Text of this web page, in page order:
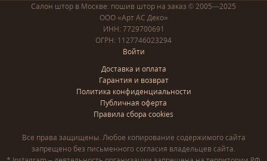
Салон штор в Москве: пошив штор на заказ © 2005—2025
ООО «Арт АС Деко»
ИНН: 7729700691
ОГРН: 1127746023294
Войти
Доставка и оплата
Гарантия и возврат
Политика конфиденциальности
Публичная оферта
Правила сбора cookies
Все права защищены. Любое копирование содержимого сайта
запрещено без письменного согласия владельцев сайта.